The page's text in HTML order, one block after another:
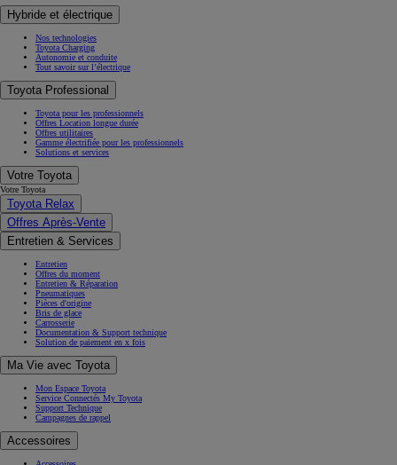
Hybride et électrique
Nos technologies
Toyota Charging
Autonomie et conduite
Tout savoir sur l’électrique
Toyota Professional
Toyota pour les professionnels
Offres Location longue durée
Offres utilitaires
Gamme électrifiée pour les professionnels
Solutions et services
Votre Toyota
Votre Toyota
Toyota Relax
Offres Après-Vente
Entretien & Services
Entretien
Offres du moment
Entretien & Réparation
Pneumatiques
Pièces d'origine
Bris de glace
Carrosserie
Documentation & Support technique
Solution de paiement en x fois
Ma Vie avec Toyota
Mon Espace Toyota
Service Connectés My Toyota
Support Technique
Campagnes de rappel
Accessoires